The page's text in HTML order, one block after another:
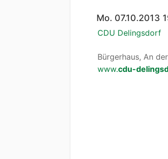
Mo. 07.10.2013
CDU Delingsdorf
Bürgerhaus, An
www.cdu-